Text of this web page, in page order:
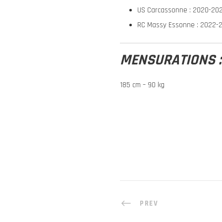
US Carcassonne : 2020-
RC Massy Essonne : 2022-
MENSURATIONS :
185 cm – 90 kg
PREV